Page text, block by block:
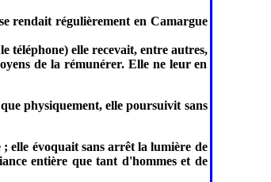
rendait régulièrement en Camargue
téléphone) elle recevait, entre autres,
de la rémunérer. Elle ne leur en
physiquement, elle poursuivit sans
elle évoquait sans arrêt la lumière de
entière que tant d'hommes et de